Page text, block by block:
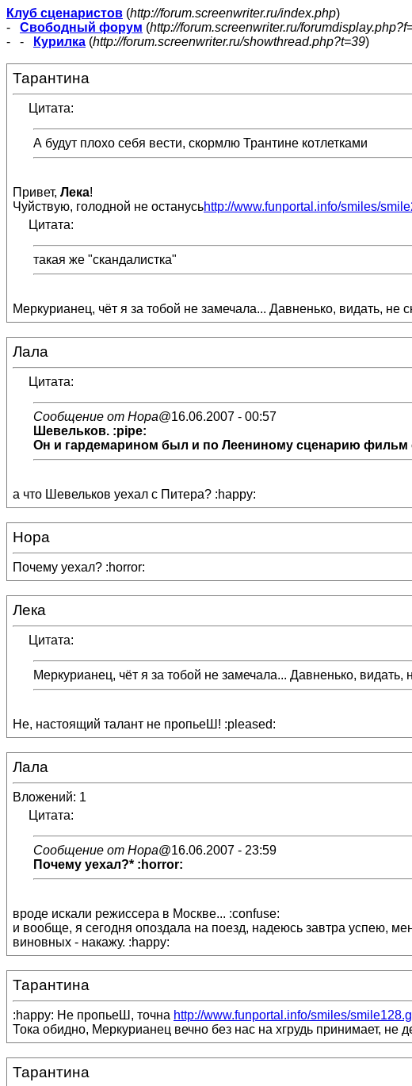
Клуб сценаристов (http://forum.screenwriter.ru/index.php)
- Свободный форум (http://forum.screenwriter.ru/
- -
Курилка (http://forum.screenwriter.ru/showthread.php?t=39)
Тарантина
Цитата:
А будут плохо себя вести, скормлю Трантине котлетками
Привет, Лека!
Чуйствую, голодной не останусьhttp://www.funportal.info/smiles/
Цитата:
такая же "скандалистка"
Меркурианец, чёт я за тобой не замечала... Давненько, видать,
Лала
Цитата:
Сообщение от Нора@16.06.2007 - 00:57
Шевельков. :pipe:
Он и гардемарином был и по Леениному сценарию фильм
а что Шевельков уехал с Питера? :happy:
Нора
Почему уехал? :horror:
Лека
Цитата:
Меркурианец, чёт я за тобой не замечала... Давненько,
Не, настоящий талант не пропьеШ! :pleased:
Лала
Вложений: 1
Цитата:
Сообщение от Нора@16.06.2007 - 23:59
Почему уехал?* :horror:
вроде искали режиссера в Москве... :confuse:
и вообще, я сегодня опоздала на поезд, надеюсь завтра успею,
виновных - накажу. :happy:
Тарантина
:happy: Не пропьеШ, точна http://www.funportal.info/smiles/
Тока обидно, Меркурианец вечно без нас на хгрудь принимает, не
Тарантина